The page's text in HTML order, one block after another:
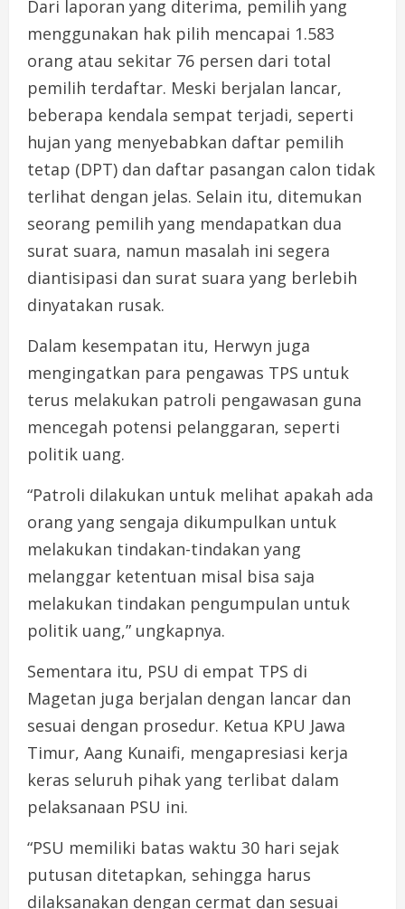
Dari laporan yang diterima, pemilih yang
menggunakan hak pilih mencapai 1.583
orang atau sekitar 76 persen dari total
pemilih terdaftar. Meski berjalan lancar,
beberapa kendala sempat terjadi, seperti
hujan yang menyebabkan daftar pemilih
tetap (DPT) dan daftar pasangan calon tidak
terlihat dengan jelas. Selain itu, ditemukan
seorang pemilih yang mendapatkan dua
surat suara, namun masalah ini segera
diantisipasi dan surat suara yang berlebih
dinyatakan rusak.
Dalam kesempatan itu, Herwyn juga
mengingatkan para pengawas TPS untuk
terus melakukan patroli pengawasan guna
mencegah potensi pelanggaran, seperti
politik uang.
“Patroli dilakukan untuk melihat apakah ada
orang yang sengaja dikumpulkan untuk
melakukan tindakan-tindakan yang
melanggar ketentuan misal bisa saja
melakukan tindakan pengumpulan untuk
politik uang,” ungkapnya.
Sementara itu, PSU di empat TPS di
Magetan juga berjalan dengan lancar dan
sesuai dengan prosedur. Ketua KPU Jawa
Timur, Aang Kunaifi, mengapresiasi kerja
keras seluruh pihak yang terlibat dalam
pelaksanaan PSU ini.
“PSU memiliki batas waktu 30 hari sejak
putusan ditetapkan, sehingga harus
dilaksanakan dengan cermat dan sesuai